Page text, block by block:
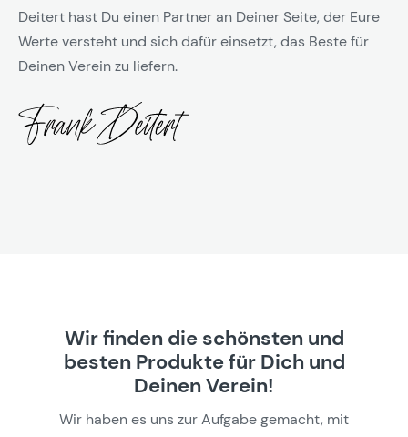
Deitert hast Du einen Partner an Deiner Seite, der Eure
Werte versteht und sich dafür einsetzt, das Beste für
Deinen Verein zu liefern.
Wir finden die schönsten und
besten Produkte für Dich und
Deinen Verein!
Wir haben es uns zur Aufgabe gemacht, mit